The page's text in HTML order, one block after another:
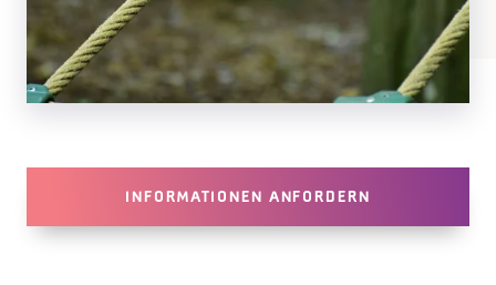
INFORMATIONEN ANFORDERN